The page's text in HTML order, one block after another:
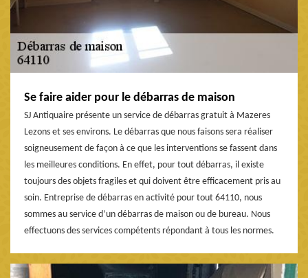
Se faire aider pour le débarras de maison
SJ Antiquaire présente un service de débarras gratuit à Mazeres
Lezons et ses environs. Le débarras que nous faisons sera réaliser
soigneusement de façon à ce que les interventions se fassent dans
les meilleures conditions. En effet, pour tout débarras, il existe
toujours des objets fragiles et qui doivent être efficacement pris au
soin. Entreprise de débarras en activité pour tout 64110, nous
sommes au service d’un débarras de maison ou de bureau. Nous
effectuons des services compétents répondant à tous les normes.